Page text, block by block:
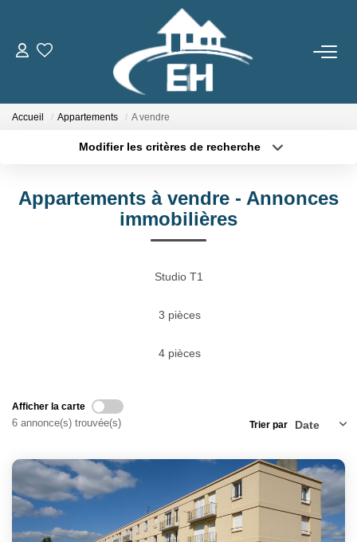
ACHETER
Gestion Locative
Notre Équipe
EXTRANET
Accueil Appartements A vendre
Modifier les critères de recherche
Sélectionnez...
Type de bien
Surface min
Appartements à vendre - Annonces
immobilières
Studio T1
3 pièces
4 pièces
Afficher la carte
6 annonce(s) trouvée(s) Trier par